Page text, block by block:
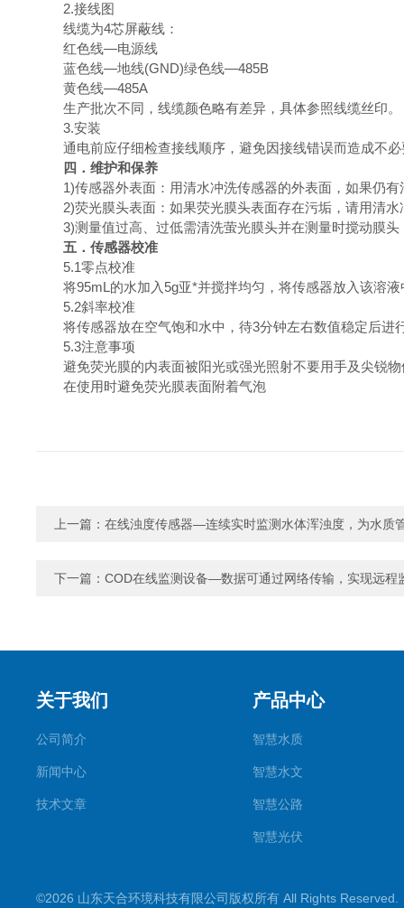
2.接线图
线缆为4芯屏蔽线：
红色线—电源线
蓝色线—地线(GND)绿色线—485B
黄色线—485A
生产批次不同，线缆颜色略有差异，具体参照线缆丝印。
3.安装
通电前应仔细检查接线顺序，避免因接线错误而造成不
四．维护和保养
1)传感器外表面：用清水冲洗传感器的外表面，如果仍
2)荧光膜头表面：如果荧光膜头表面存在污垢，请用清
3)测量值过高、过低需清洗萤光膜头并在测量时搅动膜
五．传感器校准
5.1零点校准
将95mL的水加入5g亚*并搅拌均匀，将传感器放入该溶
5.2斜率校准
将传感器放在空气饱和水中，待3分钟左右数值稳定后进
5.3注意事项
避免荧光膜的内表面被阳光或强光照射不要用手及尖锐
在使用时避免荧光膜表面附着气泡
上一篇： 在线浊度传感器—连续实时监测水体浑浊度，为水质
下一篇： COD在线监测设备—数据可通过网络传输，实现远程
关于我们
公司简介
新闻中心
技术文章
产品中心
智慧水质
智慧水文
智慧公路
智慧光伏
智慧农业
©2026 山东天合环境科技有限公司版权所有 All Rights